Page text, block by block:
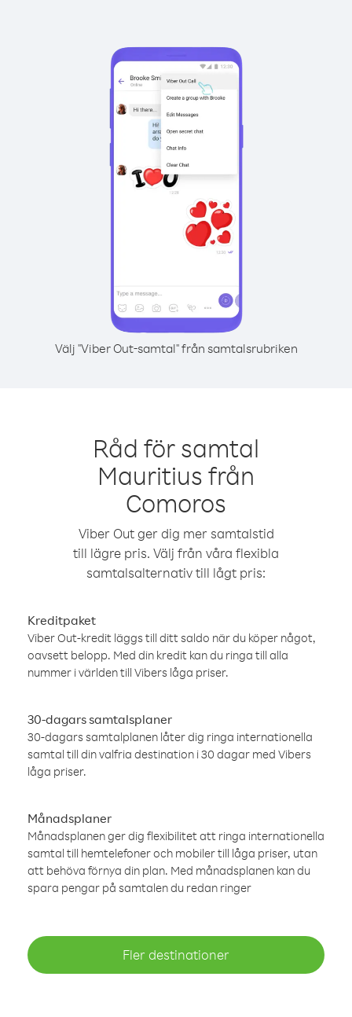
Välj "Viber Out-samtal" från samtalsrubriken
Råd för samtal
Mauritius från
Comoros
Viber Out ger dig mer samtalstid
till lägre pris. Välj från våra flexibla
samtalsalternativ till lågt pris:
Kreditpaket
Viber Out-kredit läggs till ditt saldo när du köper något,
oavsett belopp. Med din kredit kan du ringa till alla
nummer i världen till Vibers låga priser.
30-dagars samtalsplaner
30-dagars samtalplanen låter dig ringa internationella
samtal till din valfria destination i 30 dagar med Vibers
låga priser.
Månadsplaner
Månadsplanen ger dig flexibilitet att ringa internationella
samtal till hemtelefoner och mobiler till låga priser, utan
att behöva förnya din plan. Med månadsplanen kan du
spara pengar på samtalen du redan ringer
Fler destinationer